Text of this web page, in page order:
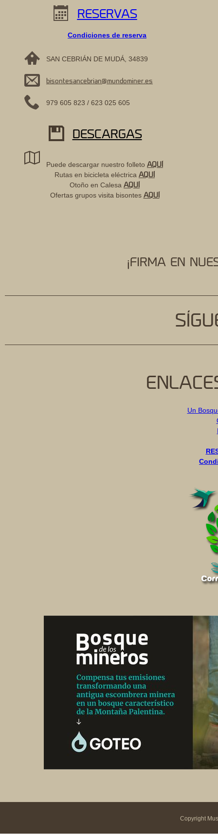
RESERVAS
Condiciones de reserva
SAN CEBRIÁN DE MUDÁ, 34839
bisontesancebrian@mundominer.es
979 605 823 / 623 025 605
DESCARGAS
Puede descargar nuestro folleto AQUÍ
Rutas en bicicleta eléctrica AQUÍ
Otoño en Calesa AQUÍ
Ofertas grupos visita bisontes AQUÍ
¡FIRMA EN
Un
Copyright